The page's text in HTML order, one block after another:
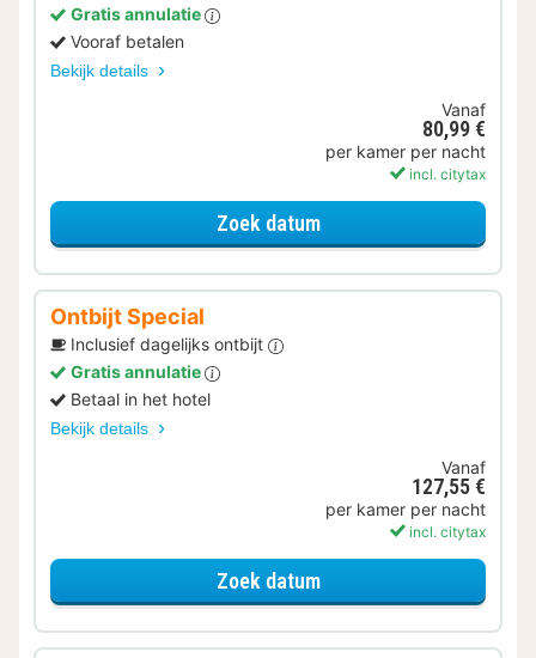
Gratis annulatie
Vooraf betalen
Bekijk details
Vanaf
80,99 €
per kamer per nacht
incl. citytax
Zoek datumvoor Standaard Kamer
Ontbijt Special
Inclusief dagelijks ontbijt
Gratis annulatie
Betaal in het hotel
Bekijk details
Vanaf
127,55 €
per kamer per nacht
incl. citytax
Zoek datumvoor Ontbijt Special